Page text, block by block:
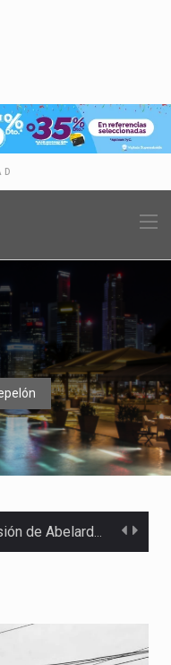
La posesión de Abelardo de la Espriella como nuevo presidente…
El senador Iván Cepeda anunció desde Barranquilla la creación del…